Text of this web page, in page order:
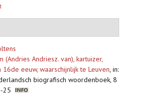
(Andries Andriesz. van), kartuizer,
eeuw, waarschijnlijk te Leuven, in:
biografisch woordenboek, 8
25